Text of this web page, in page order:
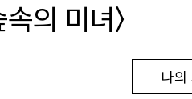
의 미녀〉
나의